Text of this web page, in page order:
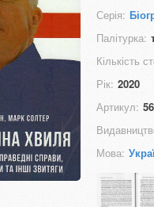
Серія:
Палітурка:
Кількість
Рік: 2020
Артикул:
Мова: